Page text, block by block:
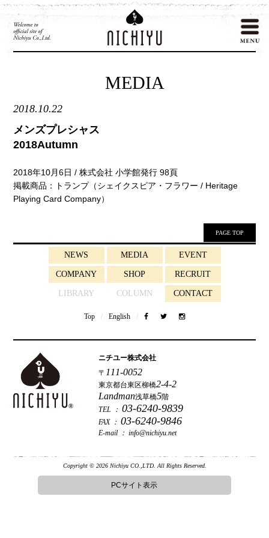
MEDIA
2018.10.22
メンズプレシャス
2018Autumn
2018年10月6日 / 株式会社 小学館発行 98頁
掲載商品：トランプ（シェイクスピア・フラワー / Heritage
Playing Card Company）
PAGE TOP
NEWS MEDIA EVENT
COMPANY SHOP RECRUIT
LIBRARY COLUMN CONTACT
Top / English /
ニチユー株式会社
〒 111-0052
東京都台東区柳橋2-4-2
Landman浅草橋5階
TEL ： 03-6240-9839
FAX ： 03-6240-9846
E-mail ： info@nichiyu.net
Copyright © 2026 Nichiyu CO.,LTD. All Rights Reserved.
PCサイト表示